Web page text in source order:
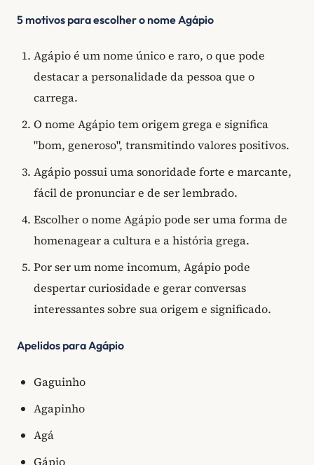
5 motivos para escolher o nome Agápio
Agápio é um nome único e raro, o que pode
destacar a personalidade da pessoa que o
carrega.
O nome Agápio tem origem grega e significa
"bom, generoso", transmitindo valores positivos.
Agápio possui uma sonoridade forte e marcante,
fácil de pronunciar e de ser lembrado.
Escolher o nome Agápio pode ser uma forma de
homenagear a cultura e a história grega.
Por ser um nome incomum, Agápio pode
despertar curiosidade e gerar conversas
interessantes sobre sua origem e significado.
Apelidos para Agápio
Gaguinho
Agapinho
Agá
Gápio